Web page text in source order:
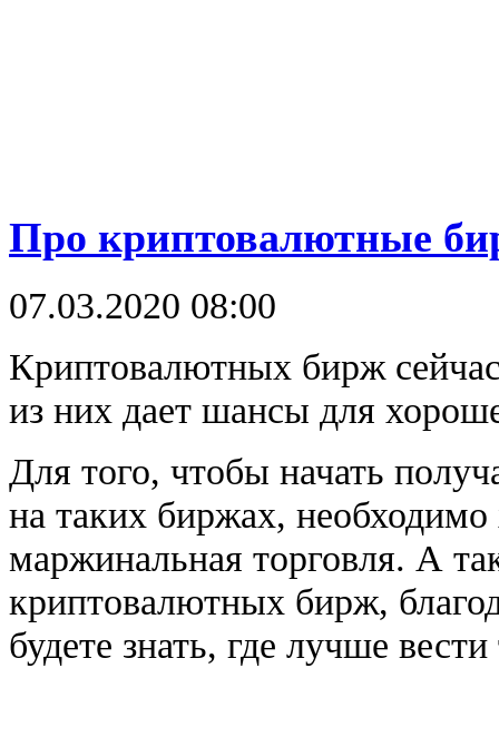
Про криптовалютные
07.03.2020 08:00
Криптовалютных бирж
из них дает шансы для
Для того, чтобы начать
на таких биржах,
маржинальная торговля. А
криптовалютных бирж,
будете знать, где лучше